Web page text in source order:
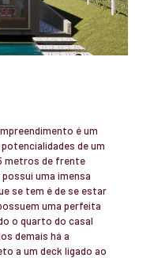
é um
de um
metros de frente
uma imensa
se tem é de se estar
uma perfeita
o quarto do casal
demais há a
a um deck ligado ao